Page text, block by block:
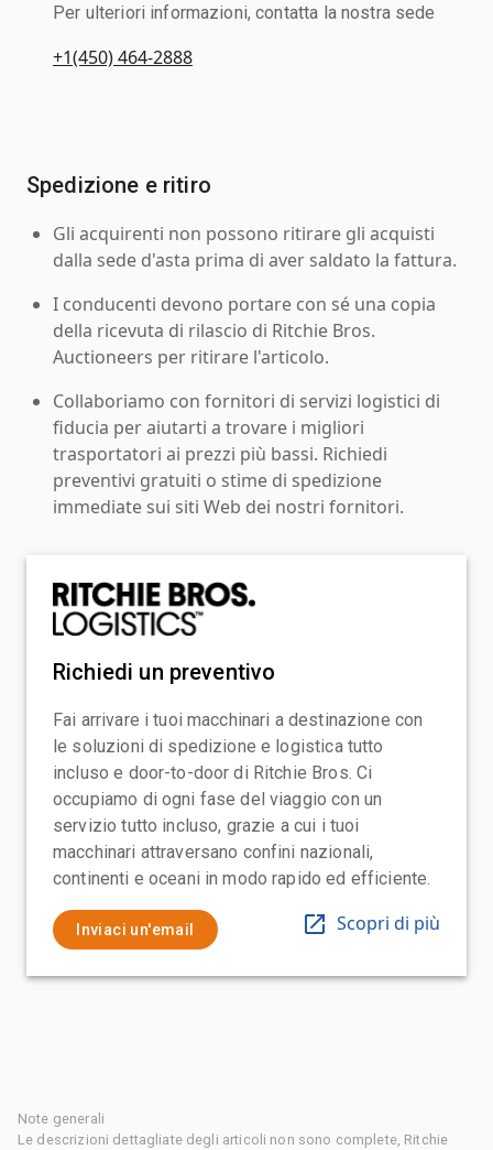
Per ulteriori informazioni, contatta la nostra sede
+1(450) 464-2888
Spedizione e ritiro
Gli acquirenti non possono ritirare gli acquisti
dalla sede d'asta prima di aver saldato la fattura.
I conducenti devono portare con sé una copia
della ricevuta di rilascio di Ritchie Bros.
Auctioneers per ritirare l'articolo.
Collaboriamo con fornitori di servizi logistici di
fiducia per aiutarti a trovare i migliori
trasportatori ai prezzi più bassi. Richiedi
preventivi gratuiti o stime di spedizione
immediate sui siti Web dei nostri fornitori.
Richiedi un preventivo
Fai arrivare i tuoi macchinari a destinazione con
le soluzioni di spedizione e logistica tutto
incluso e door-to-door di Ritchie Bros. Ci
occupiamo di ogni fase del viaggio con un
servizio tutto incluso, grazie a cui i tuoi
macchinari attraversano confini nazionali,
continenti e oceani in modo rapido ed efficiente.
Inviaci un'email Scopri di più
Note generali
Le descrizioni dettagliate degli articoli non sono complete, Ritchie